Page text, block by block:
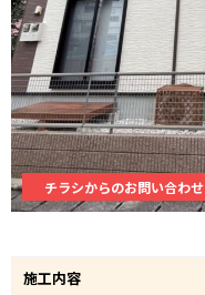
チラシからのお問い合わせ
施工内容